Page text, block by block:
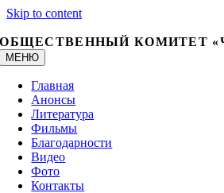
Skip to content
ОБЩЕСТВЕННЫЙ КОМИТЕТ
МЕНЮ
Главная
Анонсы
Литература
Фильмы
Благодарности
Видео
Фото
Контакты